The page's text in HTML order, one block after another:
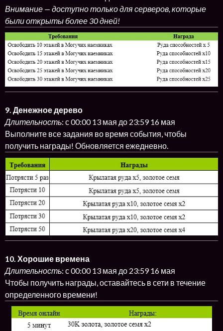
Внимание — доступно только для серверов, которые
были открыты более 30 дней!
9. Денежное дерево
Длительность: с 00:00 13 мая до 23:59 16 мая
Выполните все задания во время события, чтобы
получить награды! Обновляется ежедневно.
10. Хорошие времена
Длительность: с 00:00 13 мая до 23:59 16 мая
Чтобы получить награды, оставайтесь в сети в течение
определенного времени!